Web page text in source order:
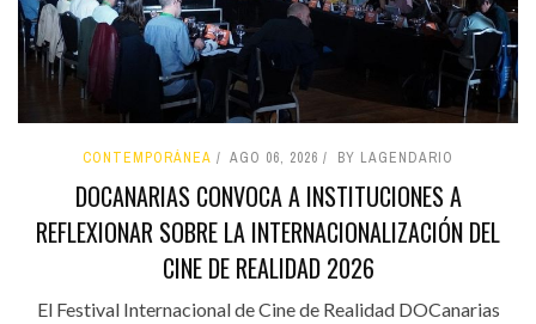
CONTEMPORÁNEA AGO 06, 2026 BY LAGENDARIO
DOCANARIAS CONVOCA A INSTITUCIONES A
REFLEXIONAR SOBRE LA INTERNACIONALIZACIÓN DEL
CINE DE REALIDAD 2026
El Festival Internacional de Cine de Realidad DOCanarias